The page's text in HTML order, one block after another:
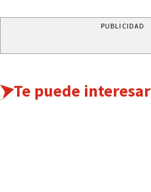
PUBLICIDAD
Te puede interesar